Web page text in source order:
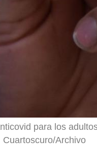
para los
Archivo